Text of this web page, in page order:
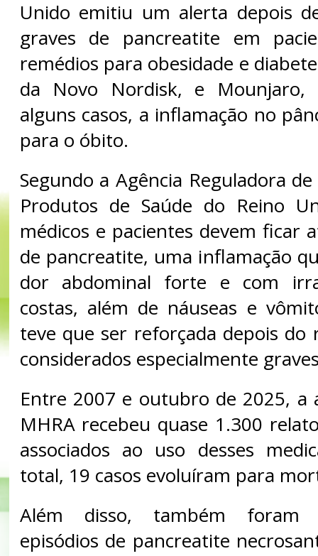
Unido emitiu um alerta depois
graves de pancreatite em
remédios para obesidade e
da Novo Nordisk, e
alguns casos, a inflamação no
para o óbito.
Segundo a Agência Reguladora
Produtos de Saúde do Reino
médicos e pacientes devem ficar
de pancreatite, uma inflamação
dor abdominal forte e com
costas, além de náuseas e
teve que ser reforçada depois do
considerados especialmente
Entre 2007 e outubro de 2025, a
MHRA recebeu quase 1.300
associados ao uso desses
total, 19 casos evoluíram para
Além disso, também foram
episódios de pancreatite